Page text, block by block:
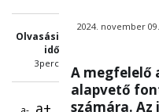
Olvasási
idő
3perc
a+
2024. november
A megfelelő
alapvető
számára.